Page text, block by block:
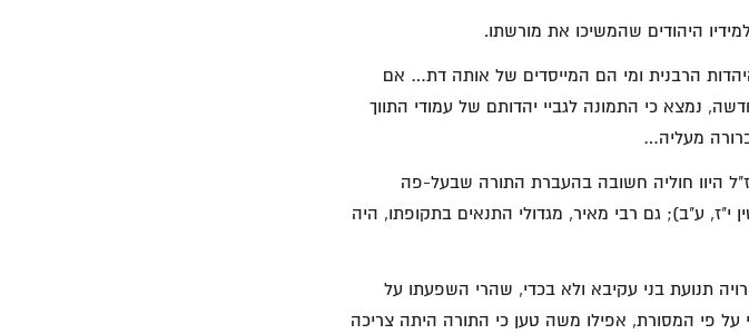
היהודים שהמשיכו את מורשתו.
הרבנית ומי הם המייסדים של אותה דת… אם
נמצא כי התמונה לגביי יהדותם של עמודי התווך
מעליה…
היוו חוליה חשובה בהעברת התורה שבעל-פה
י"ז, ע"ב); גם רבי מאיר, מגדולי התנאים בתקופתו, היה
תנועת בני עקיבא ולא בכדי, שהרי השפעתו על
פי המסורת, אפילו משה טען כי התורה היתה צריכה